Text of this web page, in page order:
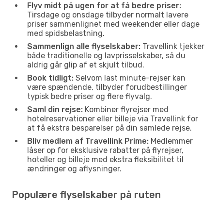
Flyv midt på ugen for at få bedre priser:
Tirsdage og onsdage tilbyder normalt lavere
priser sammenlignet med weekender eller dage
med spidsbelastning.
Sammenlign alle flyselskaber: Travellink tjekker
både traditionelle og lavprisselskaber, så du
aldrig går glip af et skjult tilbud.
Book tidligt: Selvom last minute-rejser kan
være spændende, tilbyder forudbestillinger
typisk bedre priser og flere flyvalg.
Saml din rejse: Kombiner flyrejser med
hotelreservationer eller billeje via Travellink for
at få ekstra besparelser på din samlede rejse.
Bliv medlem af Travellink Prime: Medlemmer
låser op for eksklusive rabatter på flyrejser,
hoteller og billeje med ekstra fleksibilitet til
ændringer og aflysninger.
Populære flyselskaber på ruten